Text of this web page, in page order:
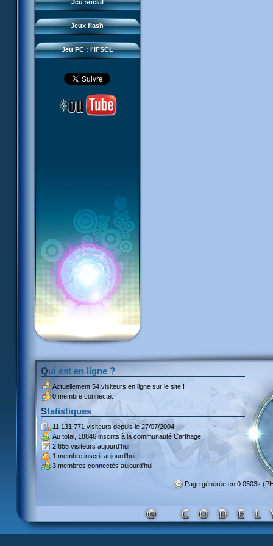
Jeu social
Jeux flash
Sector 2 Escape
Jeu PC : l'IFSCL
Téléchargements
Réseau IFSCL
Qui est en ligne ?
Actuellement 54 visiteurs en ligne sur le site !
0 membre connecté.
Statistiques
11 131 771 visiteursdepuis le 27/07/2004 !
Au total, 18846 inscritsà la communauté Carthage !
2 655 visiteurs aujourd'hui !
1 membre inscrit aujourd'hui !
3 membres connectés aujourd'hui !
Page générée en 0.0503s